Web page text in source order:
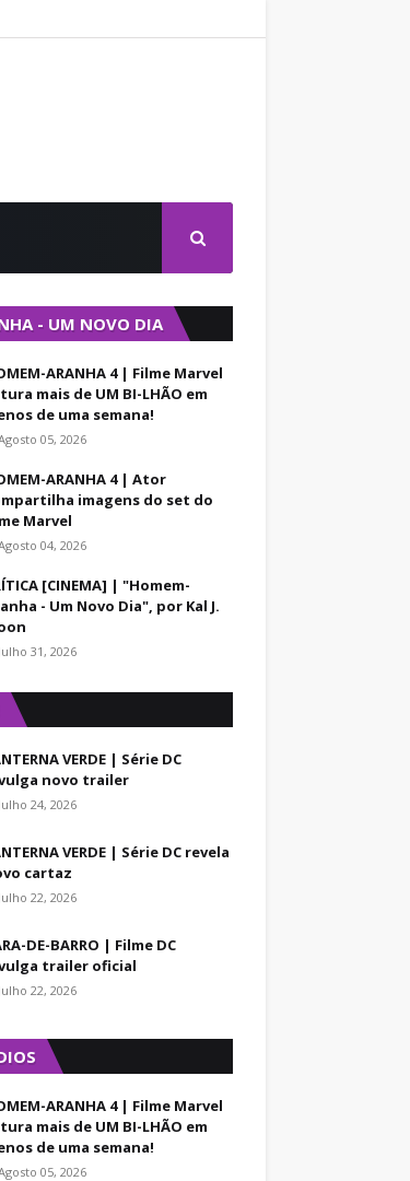
- UM NOVO DIA
ARANHA 4 | Filme Marvel
mais de UM BI-LHÃO em
de uma semana!
05, 2026
ARANHA 4 | Ator
imagens do set do
Marvel
04, 2026
[CINEMA] | "Homem-
- Um Novo Dia", por Kal J.
Julho 31, 2026
VERDE | Série DC
novo trailer
Julho 24, 2026
VERDE | Série DC revela
cartaz
Julho 22, 2026
DE-BARRO | Filme DC
trailer oficial
Julho 22, 2026
ARANHA 4 | Filme Marvel
mais de UM BI-LHÃO em
de uma semana!
05, 2026